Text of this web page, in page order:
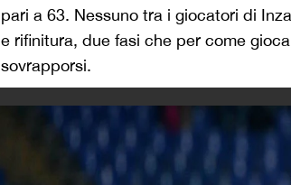
pari a 63. Nessuno tra i giocatori di
e rifinitura, due fasi che per come
sovrapporsi.